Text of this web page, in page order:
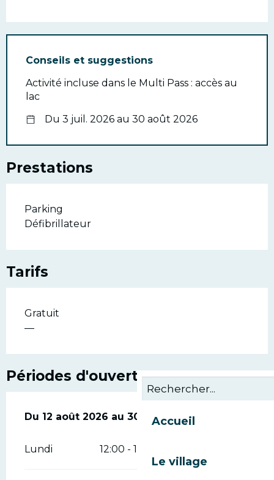
Accueil
Le village
Conseils et suggestions
Activité incluse dans le Multi Pass : accès au
lac
Du 3 juil. 2026 au 30 août 2026
Prestations
Parking
Défibrillateur
Tarifs
Gratuit
—
Périodes d'ouverture
Du 12 août 2026 au 30 août 2026
Du 12 août 2026 au 30 août 2026
Lundi 12:00 - 18:30